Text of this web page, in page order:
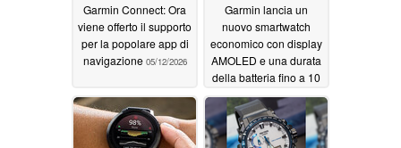
Garmin Connect: Ora
viene offerto il supporto
per la popolare app di
navigazione 05/12/2026
Garmin lancia un
nuovo smartwatch
economico con display
AMOLED e una durata
della batteria fino a 10
giorni05/12/2026